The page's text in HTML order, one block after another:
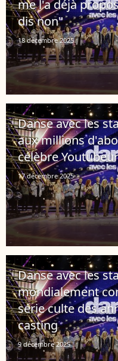
me l'a déjà
dis non"
18 décembre 2025
Danse avec les
aux millions
célèbre
17 décembre 2025
Danse avec les
mondialement
série culte des
casting
9 décembre 2025